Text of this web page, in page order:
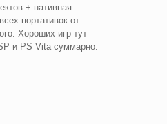
+ нативная
портативок от
Хороших игр тут
и PS Vita суммарно.